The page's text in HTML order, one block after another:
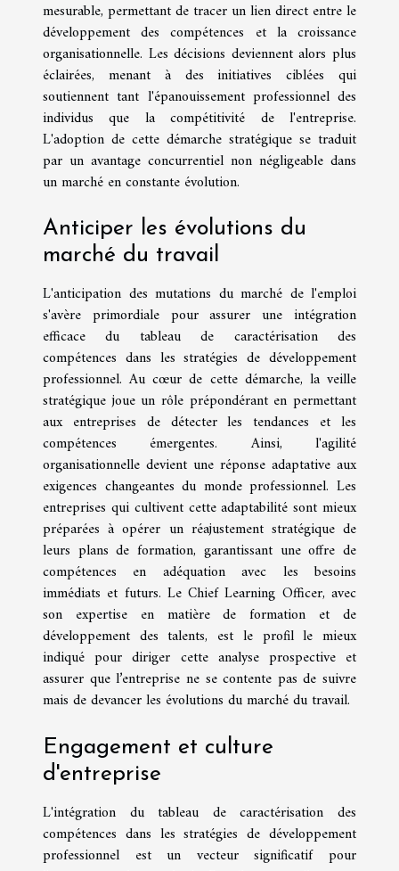
mesurable, permettant de tracer un lien direct entre le
développement des compétences et la croissance
organisationnelle. Les décisions deviennent alors plus
éclairées, menant à des initiatives ciblées qui
soutiennent tant l'épanouissement professionnel des
individus que la compétitivité de l'entreprise.
L'adoption de cette démarche stratégique se traduit
par un avantage concurrentiel non négligeable dans
un marché en constante évolution.
Anticiper les évolutions du
marché du travail
L'anticipation des mutations du marché de l'emploi
s'avère primordiale pour assurer une intégration
efficace du tableau de caractérisation des
compétences dans les stratégies de développement
professionnel. Au cœur de cette démarche, la veille
stratégique joue un rôle prépondérant en permettant
aux entreprises de détecter les tendances et les
compétences émergentes. Ainsi, l'agilité
organisationnelle devient une réponse adaptative aux
exigences changeantes du monde professionnel. Les
entreprises qui cultivent cette adaptabilité sont mieux
préparées à opérer un réajustement stratégique de
leurs plans de formation, garantissant une offre de
compétences en adéquation avec les besoins
immédiats et futurs. Le Chief Learning Officer, avec
son expertise en matière de formation et de
développement des talents, est le profil le mieux
indiqué pour diriger cette analyse prospective et
assurer que l’entreprise ne se contente pas de suivre
mais de devancer les évolutions du marché du travail.
Engagement et culture
d'entreprise
L'intégration du tableau de caractérisation des
compétences dans les stratégies de développement
professionnel est un vecteur significatif pour